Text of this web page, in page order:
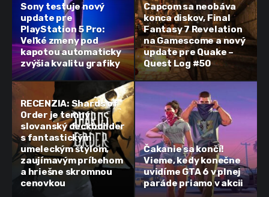
Sony testuje nový
update pre
PlayStation 5 Pro:
Veľké zmeny pod
kapotou automaticky
zvýšia kvalitu grafiky
Capcom sa neobáva
konca diskov, Final
Fantasy 7 Revelation
na Gamescome a nový
update pre Quake –
Quest Log #50
RECENZIA: Shards of
Order je temný
slovanský deckbuilder
s fantastickým
umeleckým štýlom,
zaujímavým príbehom
a hriešne skromnou
cenovkou
Čakanie sa končí!
Vieme, kedy konečne
uvidíme GTA 6 v plnej
paráde priamo v akcii